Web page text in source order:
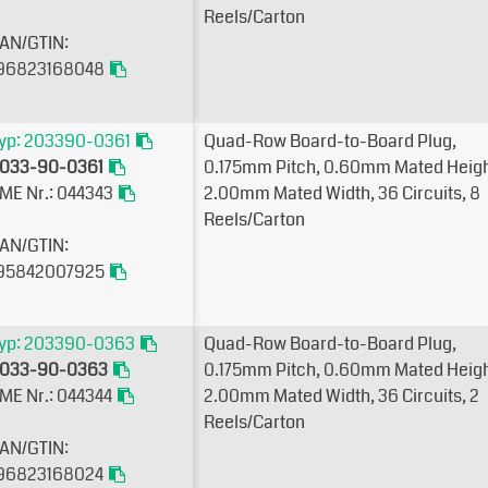
GTIN:
Reels/Carton
203390-0361
90-0361
Nr.: 044343
GTIN:
Quad-Row Board-to-Board Plug,
0.175mm Pitch, 0.60mm Mated
2.00mm Mated Width, 36 Circuits, 8
Reels/Carton
203390-0363
90-0363
Nr.: 044344
GTIN:
Quad-Row Board-to-Board Plug,
0.175mm Pitch, 0.60mm Mated
2.00mm Mated Width, 36 Circuits, 2
Reels/Carton